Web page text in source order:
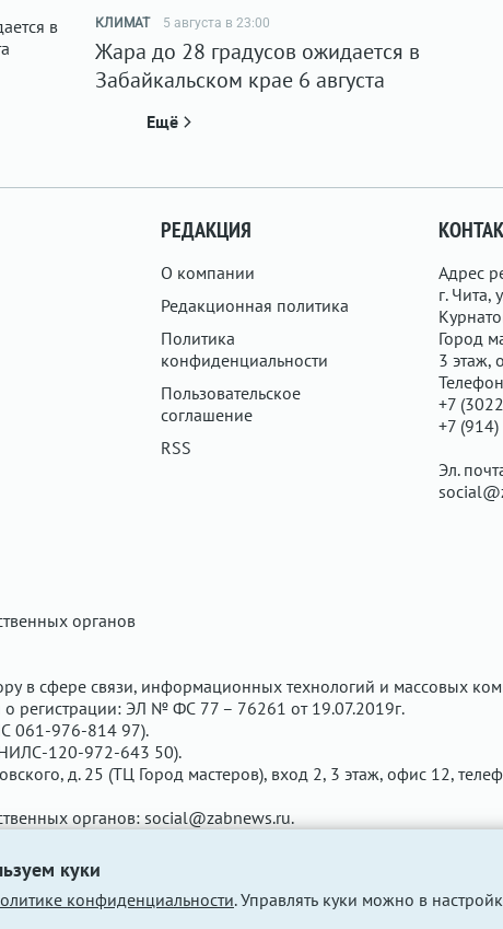
куки
конфиденциальности. Управлять куки можно в
КЛИМАТ 5 августа в 23:00
Жара до 28 градусов ожидается в
Забайкальском крае 6 августа
Ещё
РЕДАКЦИЯ
О компании
Редакционная политика
Политика
конфиденциальности
Пользовательское
соглашение
RSS
Адрес
г. Чита,
Город
3 этаж,
+7
+7
Эл.
органов
в сфере связи, информационных технологий и массовых
регистрации: ЭЛ № ФС 77 – 76261 от 19.07.2019г.
061-976-814 97).
120-972-643 50).
д. 25 (ТЦ Город мастеров), вход 2, 3 этаж, офис 12,
органов: social@zabnews.ru.
рекламодателем. Редакция сайта не несёт